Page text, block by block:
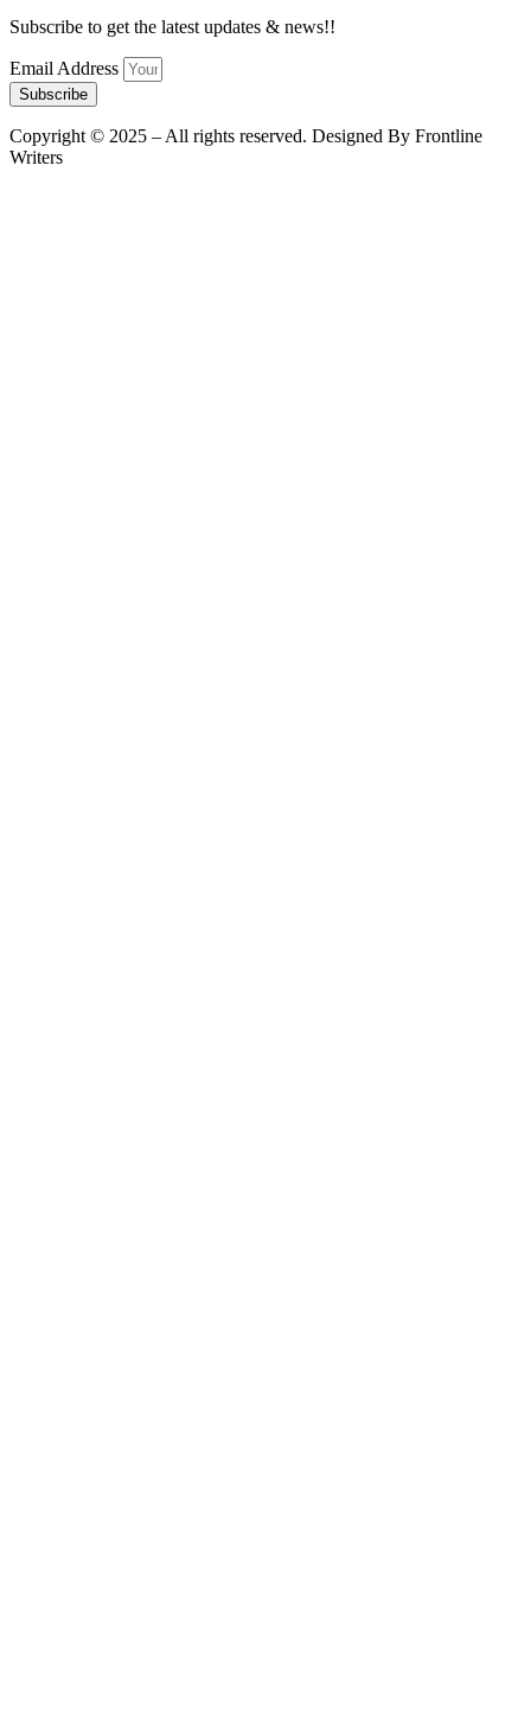
Subscribe to get the latest updates & news!!
Email Address
Subscribe
Copyright © 2025 – All rights reserved. Designed By Frontline
Writers